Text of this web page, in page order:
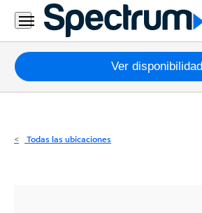
Residencial
Business
Paquetes
Internet
Ver disponibilidad
Todas las ubicaciones